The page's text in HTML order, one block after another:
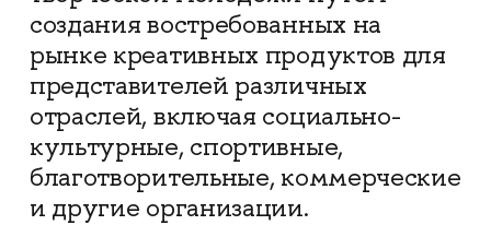
создания востребованных на
рынке креативных продуктов для
представителей различных
отраслей, включая социально-
культурные, спортивные,
благотворительные, коммерческие
и другие организации.